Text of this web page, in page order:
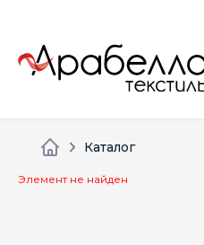
Каталог
Элемент не найден